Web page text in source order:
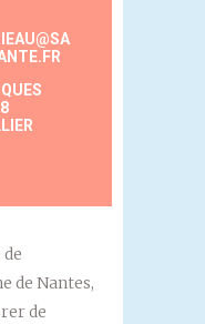
de Nantes,
de